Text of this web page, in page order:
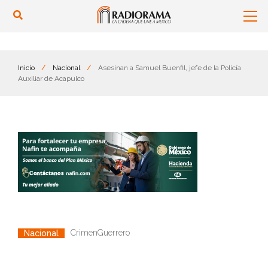
Inicio / Nacional /
Asesinan a Samuel Buenfil, jefe de la Policía
Auxiliar de Acapulco
Nacional CrimenGuerrero